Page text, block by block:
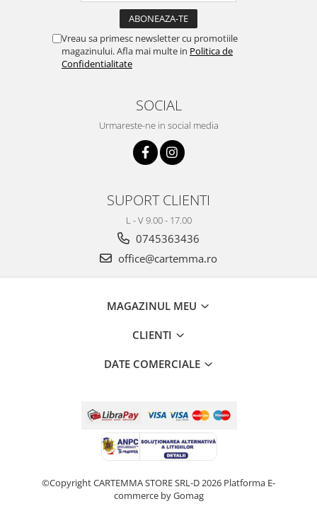
Vreau sa primesc newsletter cu promotiile
magazinului. Afla mai multe in Politica de
Confidentialitate
SOCIAL
Urmareste-ne in social media
SUPORT CLIENTI
L - V 9.00 - 17.00
0745363436
office@cartemma.ro
MAGAZINUL MEU
CLIENTI
DATE COMERCIALE
©Copyright CARTEMMA STORE SRL-D 2026 Platforma E-
commerce by Gomag